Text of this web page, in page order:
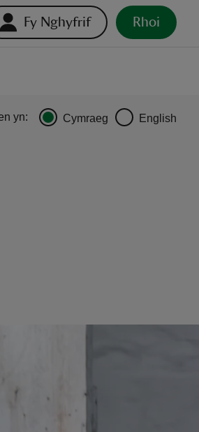
Fy Nghyfrif Rhoi
yn: Cymraeg English